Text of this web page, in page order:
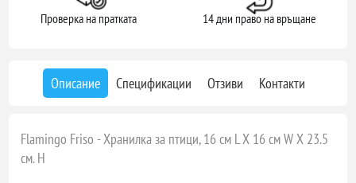
Проверка на пратката 14 дни право на връщане
Описание Спецификации Отзиви Контакти
Flamingo Friso - Хранилка за птици, 16 см L X 16 см W X 23.5
см. H